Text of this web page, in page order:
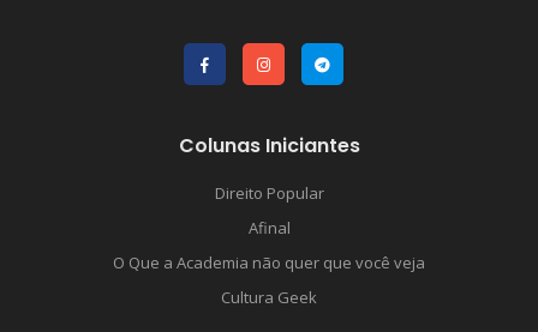
Colunas Iniciantes
Direito Popular
Afinal
O Que a Academia não quer que você veja
Cultura Geek